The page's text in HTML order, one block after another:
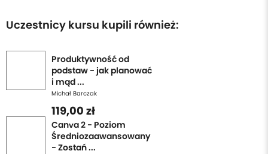
Uczestnicy kursu kupili również:
Produktywność od
podstaw - jak planować
i mąd ...
Michał Barczak
119,00 zł
Canva 2 - Poziom
Średniozaawansowany
- Zostań ...